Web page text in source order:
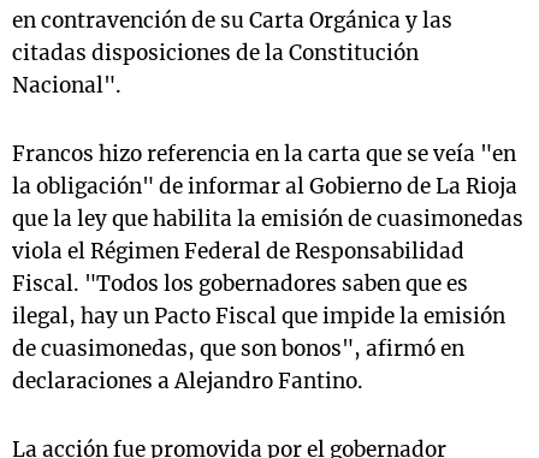
en contravención de su Carta Orgánica y las
citadas disposiciones de la Constitución
Nacional".
Francos hizo referencia en la carta que se veía "en
la obligación" de informar al Gobierno de La Rioja
que la ley que habilita la emisión de cuasimonedas
viola el Régimen Federal de Responsabilidad
Fiscal. "Todos los gobernadores saben que es
ilegal, hay un Pacto Fiscal que impide la emisión
de cuasimonedas, que son bonos", afirmó en
declaraciones a Alejandro Fantino.
La acción fue promovida por el gobernador